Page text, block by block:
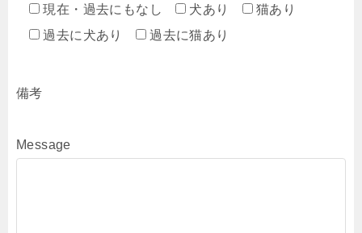
現在・過去にもなし
犬あり
猫あり
過去に犬あり
過去に猫あり
備考
Message